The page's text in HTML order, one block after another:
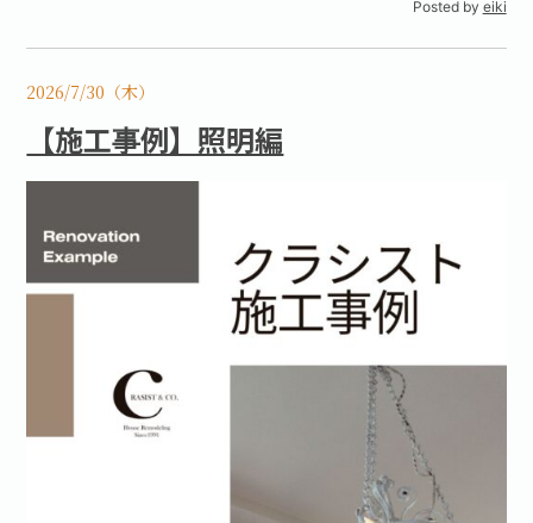
Posted by eiki
2026/7/30（木）
【施工事例】照明編